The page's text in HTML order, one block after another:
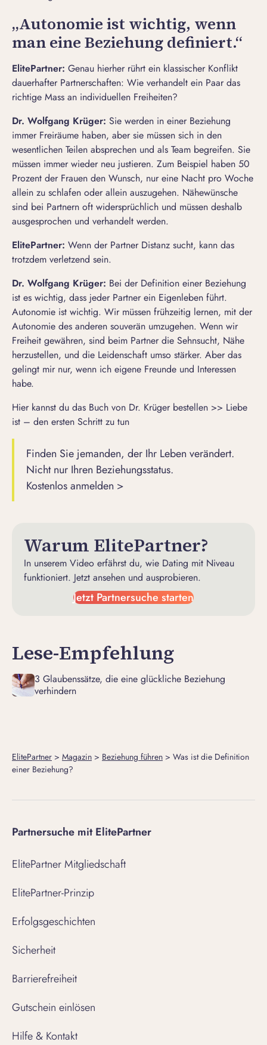
„Autonomie ist wichtig, wenn
man eine Beziehung definiert.“
ElitePartner: Genau hierher rührt ein klassischer Konflikt
dauerhafter Partnerschaften: Wie verhandelt ein Paar das
richtige Mass an individuellen Freiheiten?
Dr. Wolfgang Krüger: Sie werden in einer Beziehung
immer Freiräume haben, aber sie müssen sich in den
wesentlichen Teilen absprechen und als Team begreifen. Sie
müssen immer wieder neu justieren. Zum Beispiel haben 50
Prozent der Frauen den Wunsch, nur eine Nacht pro Woche
allein zu schlafen oder allein auszugehen. Nähewünsche
sind bei Partnern oft widersprüchlich und müssen deshalb
ausgesprochen und verhandelt werden.
ElitePartner: Wenn der Partner Distanz sucht, kann das
trotzdem verletzend sein.
Dr. Wolfgang Krüger: Bei der Definition einer Beziehung
ist es wichtig, dass jeder Partner ein Eigenleben führt.
Autonomie ist wichtig. Wir müssen frühzeitig lernen, mit der
Autonomie des anderen souverän umzugehen. Wenn wir
Freiheit gewähren, sind beim Partner die Sehnsucht, Nähe
herzustellen, und die Leidenschaft umso stärker. Aber das
gelingt mir nur, wenn ich eigene Freunde und Interessen
habe.
Hier kannst du das Buch von Dr. Krüger bestellen >> Liebe
ist – den ersten Schritt zu tun
Finden Sie jemanden, der Ihr Leben verändert.
Nicht nur Ihren Beziehungsstatus.
Kostenlos anmelden >
Warum ElitePartner?
In unserem Video erfährst du, wie Dating mit Niveau
funktioniert. Jetzt ansehen und ausprobieren.
Jetzt Partnersuche starten
Lese-Empfehlung
3 Glaubenssätze, die eine glückliche Beziehung
verhindern
ElitePartner > Magazin > Beziehung führen > Was ist die Definition
einer Beziehung?
Partnersuche mit ElitePartner
ElitePartner Mitgliedschaft
ElitePartner-Prinzip
Erfolgsgeschichten
Sicherheit
Barrierefreiheit
Gutschein einlösen
Hilfe & Kontakt